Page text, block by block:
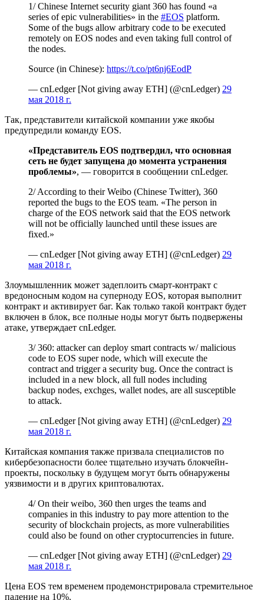
1/ Chinese Internet security giant 360 has found «a
series of epic vulnerabilities» in the #EOS platform.
Some of the bugs allow arbitrary code to be executed
remotely on EOS nodes and even taking full control of
the nodes.
Source (in Chinese): https://t.co/pt6nj6EodP
— cnLedger [Not giving away ETH] (@cnLedger) 29
мая 2018 г.
Так, представители китайской компании уже якобы
предупредили команду EOS.
«Представитель EOS подтвердил, что основная
сеть не будет запущена до момента устранения
проблемы», — говорится в сообщении cnLedger.
2/ According to their Weibo (Chinese Twitter), 360
reported the bugs to the EOS team. «The person in
charge of the EOS network said that the EOS network
will not be officially launched until these issues are
fixed.»
— cnLedger [Not giving away ETH] (@cnLedger) 29
мая 2018 г.
Злоумышленник может задеплоить смарт-контракт с
вредоносным кодом на суперноду EOS, которая выполнит
контракт и активирует баг. Как только такой контракт будет
включен в блок, все полные ноды могут быть подвержены
атаке, утверждает cnLedger.
3/ 360: attacker can deploy smart contracts w/ malicious
code to EOS super node, which will execute the
contract and trigger a security bug. Once the contract is
included in a new block, all full nodes including
backup nodes, exchges, wallet nodes, are all susceptible
to attack.
— cnLedger [Not giving away ETH] (@cnLedger) 29
мая 2018 г.
Китайская компания также призвала специалистов по
кибербезопасности более тщательно изучать блокчейн-
проекты, поскольку в будущем могут быть обнаружены
уязвимости и в других криптовалютах.
4/ On their weibo, 360 then urges the teams and
companies in this industry to pay more attention to the
security of blockchain projects, as more vulnerabilities
could also be found on other cryptocurrencies in future.
— cnLedger [Not giving away ETH] (@cnLedger) 29
мая 2018 г.
Цена EOS тем временем продемонстрировала стремительное
падение на 10%.